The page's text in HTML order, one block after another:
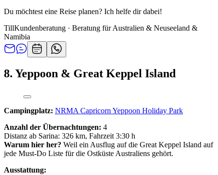
Du möchtest eine Reise planen? Ich helfe dir dabei!
TillKundenberatung · Beratung für Australien & Neuseeland &
Namibia
8. Yeppoon & Great Keppel Island
Campingplatz: NRMA Capricorn Yeppoon Holiday Park
Anzahl der Übernachtungen: 4
Distanz ab Sarina: 326 km, Fahrzeit 3:30 h
Warum hier her? Weil ein Ausflug auf die Great Keppel Island auf
jede Must-Do Liste für die Ostküste Australiens gehört.
Ausstattung: